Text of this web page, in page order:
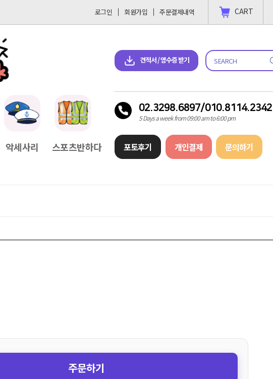
CART
로그인 회원가입 주문결제내역
견적서 / 영수증 받기
02.3298.6897/010.8114.2342
5 Days a week from 09:00 am to 6:00 pm
포토후기 개인결제 문의하기
[Q&A] 나눠서 결제 하고싶을땐? 견적서 & 영수증 다운로드
악세사리 스포츠반하다
주문하기